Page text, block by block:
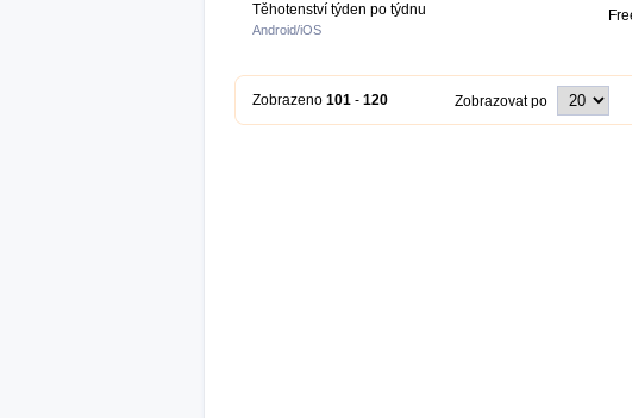
Těhotenství týden po týdnu
Android/iOS
Zobrazeno 101 - 120 Zobrazovat po